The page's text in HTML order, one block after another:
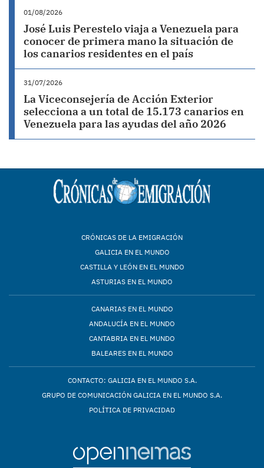
01/08/2026
José Luis Perestelo viaja a Venezuela para
conocer de primera mano la situación de
los canarios residentes en el país
31/07/2026
La Viceconsejería de Acción Exterior
selecciona a un total de 15.173 canarios en
Venezuela para las ayudas del año 2026
CRÓNICAS DE LA EMIGRACIÓN
GALICIA EN EL MUNDO
CASTILLA Y LEÓN EN EL MUNDO
ASTURIAS EN EL MUNDO
CANARIAS EN EL MUNDO
ANDALUCÍA EN EL MUNDO
CANTABRIA EN EL MUNDO
BALEARES EN EL MUNDO
CONTACTO: GALICIA EN EL MUNDO S.A.
GRUPO DE COMUNICACIÓN GALICIA EN EL MUNDO S.A.
POLÍTICA DE PRIVACIDAD